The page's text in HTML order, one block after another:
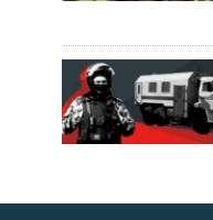
Русский